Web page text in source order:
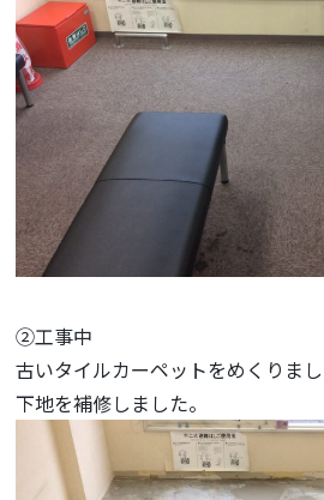
②工事中
古いタイルカーペットをめくりまし
下地を補修しました。